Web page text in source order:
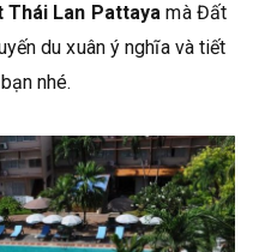
Thái Lan Pattaya mà Đất
du xuân ý nghĩa và tiết
nhé.